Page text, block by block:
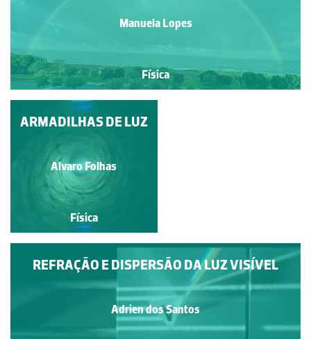
Manuela Lopes
Física
HALO SOLAR
Luciano Soares Pedroso
Física
REFRAÇÃO E DISPERSÃO DA LUZ VISÍVEL
Adrien dos Santos
ARMADILHAS DE LUZ
Alvaro Folhas
Física